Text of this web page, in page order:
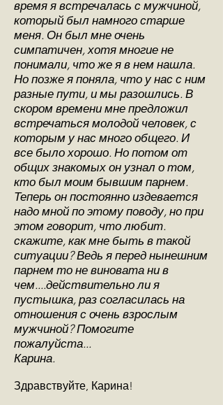
время я встречалась с мужчиной,
который был намного старше
меня. Он был мне очень
симпатичен, хотя многие не
понимали, что же я в нем нашла.
Но позже я поняла, что у нас с ним
разные пути, и мы разошлись. В
скором времени мне предложил
встречаться молодой человек, с
которым у нас много общего. И
все было хорошо. Но потом от
общих знакомых он узнал о том,
кто был моим бывшим парнем.
Теперь он постоянно издевается
надо мной по этому поводу, но при
этом говорит, что любит.
скажите, как мне быть в такой
ситуации? Ведь я перед нынешним
парнем то не виновата ни в
чем....действительно ли я
пустышка, раз согласилась на
отношения с очень взрослым
мужчиной? Помогите
пожалуйста...
Карина.
Здравствуйте, Карина!